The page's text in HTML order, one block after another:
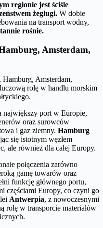
regionie jest ściśle
żeglugi. W dobie
na transport wodny,
rośnie.
Amsterdam,
Hamburg, Amsterdam,
rolę w handlu morskim
największy port w Europie,
oraz surowców
i gaz ziemny. Hamburg
się istotnym węzłem
ale również dla całej Europy.
połączenia zarówno
gamę towarów oraz
funkcję głównego portu,
częściami Europy, co czyni go
Antwerpia, z nowoczesnymi
rolę w transporcie materiałów